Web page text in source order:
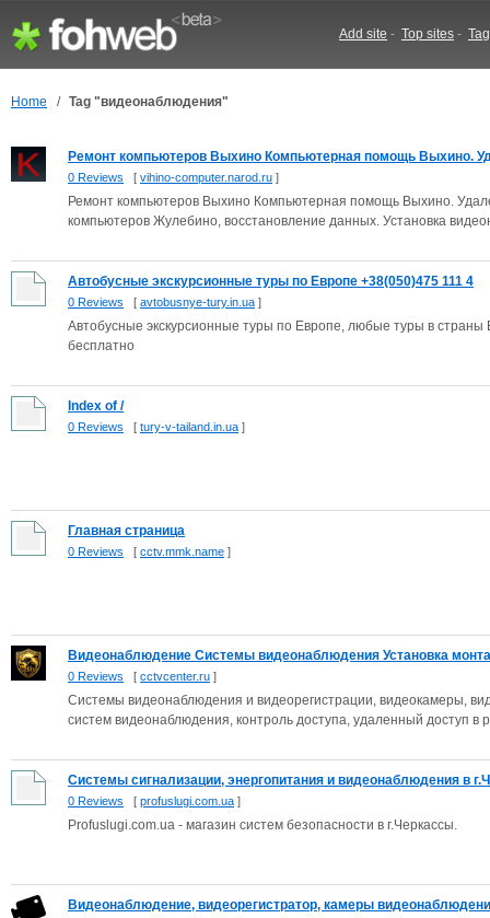
Add site - Top sites -
Home / Tag "видеонаблюдения"
Ремонт компьютеров Выхино Компьютерная помощь Выхино.
0 Reviews [ vihino-computer.narod.ru ]
Ремонт компьютеров Выхино Компьютерная помощь Выхино.
компьютеров Жулебино, восстановление данных. Установка
Автобусные экскурсионные туры по Европе +38(050)475 111 4
0 Reviews [ avtobusnye-tury.in.ua ]
Автобусные экскурсионные туры по Европе, любые туры в страны
бесплатно
Index of /
0 Reviews [ tury-v-tailand.in.ua ]
Главная страница
0 Reviews [ cctv.mmk.name ]
Видеонаблюдение Системы видеонаблюдения Установка
0 Reviews [ cctvcenter.ru ]
Системы видеонаблюдения и видеорегистрации, видеокамеры,
систем видеонаблюдения, контроль доступа, удаленный доступ в
Системы сигнализации, энергопитания и видеонаблюдения в
0 Reviews [ profuslugi.com.ua ]
Profuslugi.com.ua - магазин систем безопасности в г.Черкассы.
Видеонаблюдение, видеорегистратор, камеры